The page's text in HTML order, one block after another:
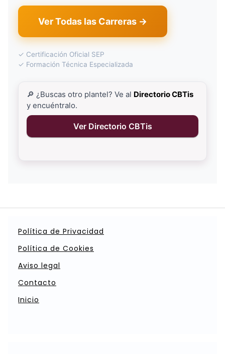
Ver Todas las Carreras →
✓ Certificación Oficial SEP
✓ Formación Técnica Especializada
🔎 ¿Buscas otro plantel? Ve al Directorio CBTis
y encuéntralo.
Ver Directorio CBTis
Política de Privacidad
Política de Cookies
Aviso legal
Contacto
Inicio